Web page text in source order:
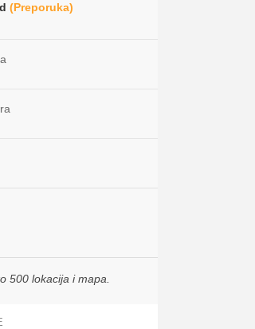
(Preporuka)
500 lokacija i mapa.